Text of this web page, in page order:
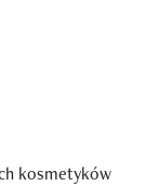
kosmetyków